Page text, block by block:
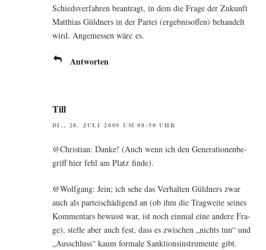
Schieds­ver­fah­ren bean­tragt, in dem die Fra­ge der Zukunft
Mat­thi­as Güld­ners in der Par­tei (ergeb­nis­of­fen) behan­delt
wird. Ange­mes­sen wäre es.
Antworten
Till
DI., 28. JULI 2009 UM 08:50 UHR
@Christian: Dan­ke! (Auch wenn ich den Gene­ra­tio­nen­be­
griff hier fehl am Platz finde).
@Wolfgang: Jein; ich sehe das Ver­hal­ten Güld­ners zwar
auch als par­tei­schä­di­gend an (ob ihm die Trag­wei­te sei­nes
Kom­men­tars bewusst war, ist noch ein­mal eine ande­re Fra­
ge), stel­le aber auch fest, dass es zwi­schen „nichts tun“ und
„Aus­schluss“ kaum for­ma­le Sank­ti­ons­in­stru­men­te gibt.